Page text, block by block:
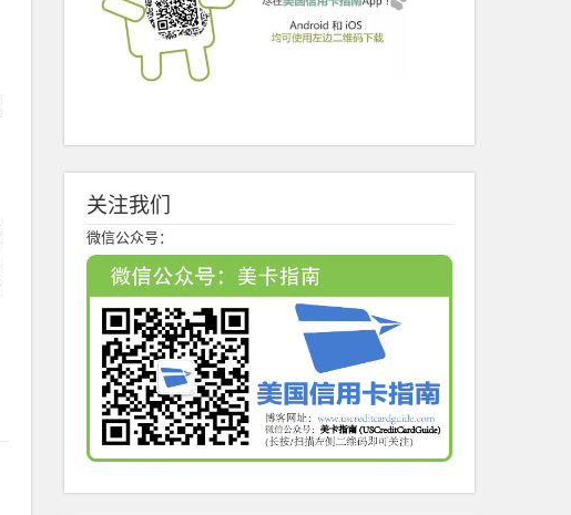
关注我们
微信公众号：